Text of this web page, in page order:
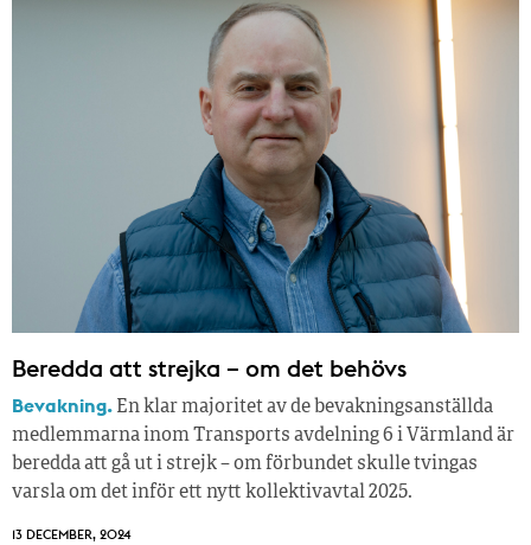
Beredda att strejka – om det behövs
Bevakning. En klar majoritet av de bevakningsanställda
medlemmarna inom Transports avdelning 6 i Värmland är
beredda att gå ut i strejk – om förbundet skulle tvingas
varsla om det inför ett nytt kollektivavtal 2025.
13 DECEMBER, 2024